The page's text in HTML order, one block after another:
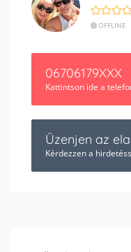
OFFLINE
06706179XXX
Kattintson ide a
Üzenjen az
Kérdezzen a